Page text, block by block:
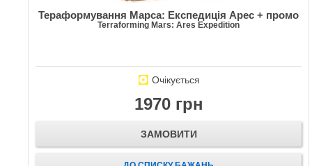
Тераформування Марса: Експедиція Арес + промо
Terraforming Mars: Ares Expedition
Очікується
1970 грн
ЗАМОВИТИ